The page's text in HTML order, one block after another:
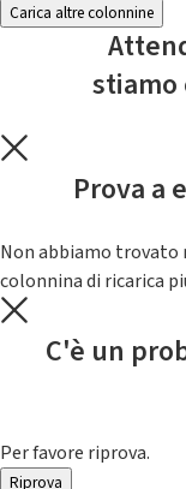
Carica altre colonnine
Prova a
Non abbiamo trovato
colonnina di ricarica
C'è un
Per favore riprova.
Riprova